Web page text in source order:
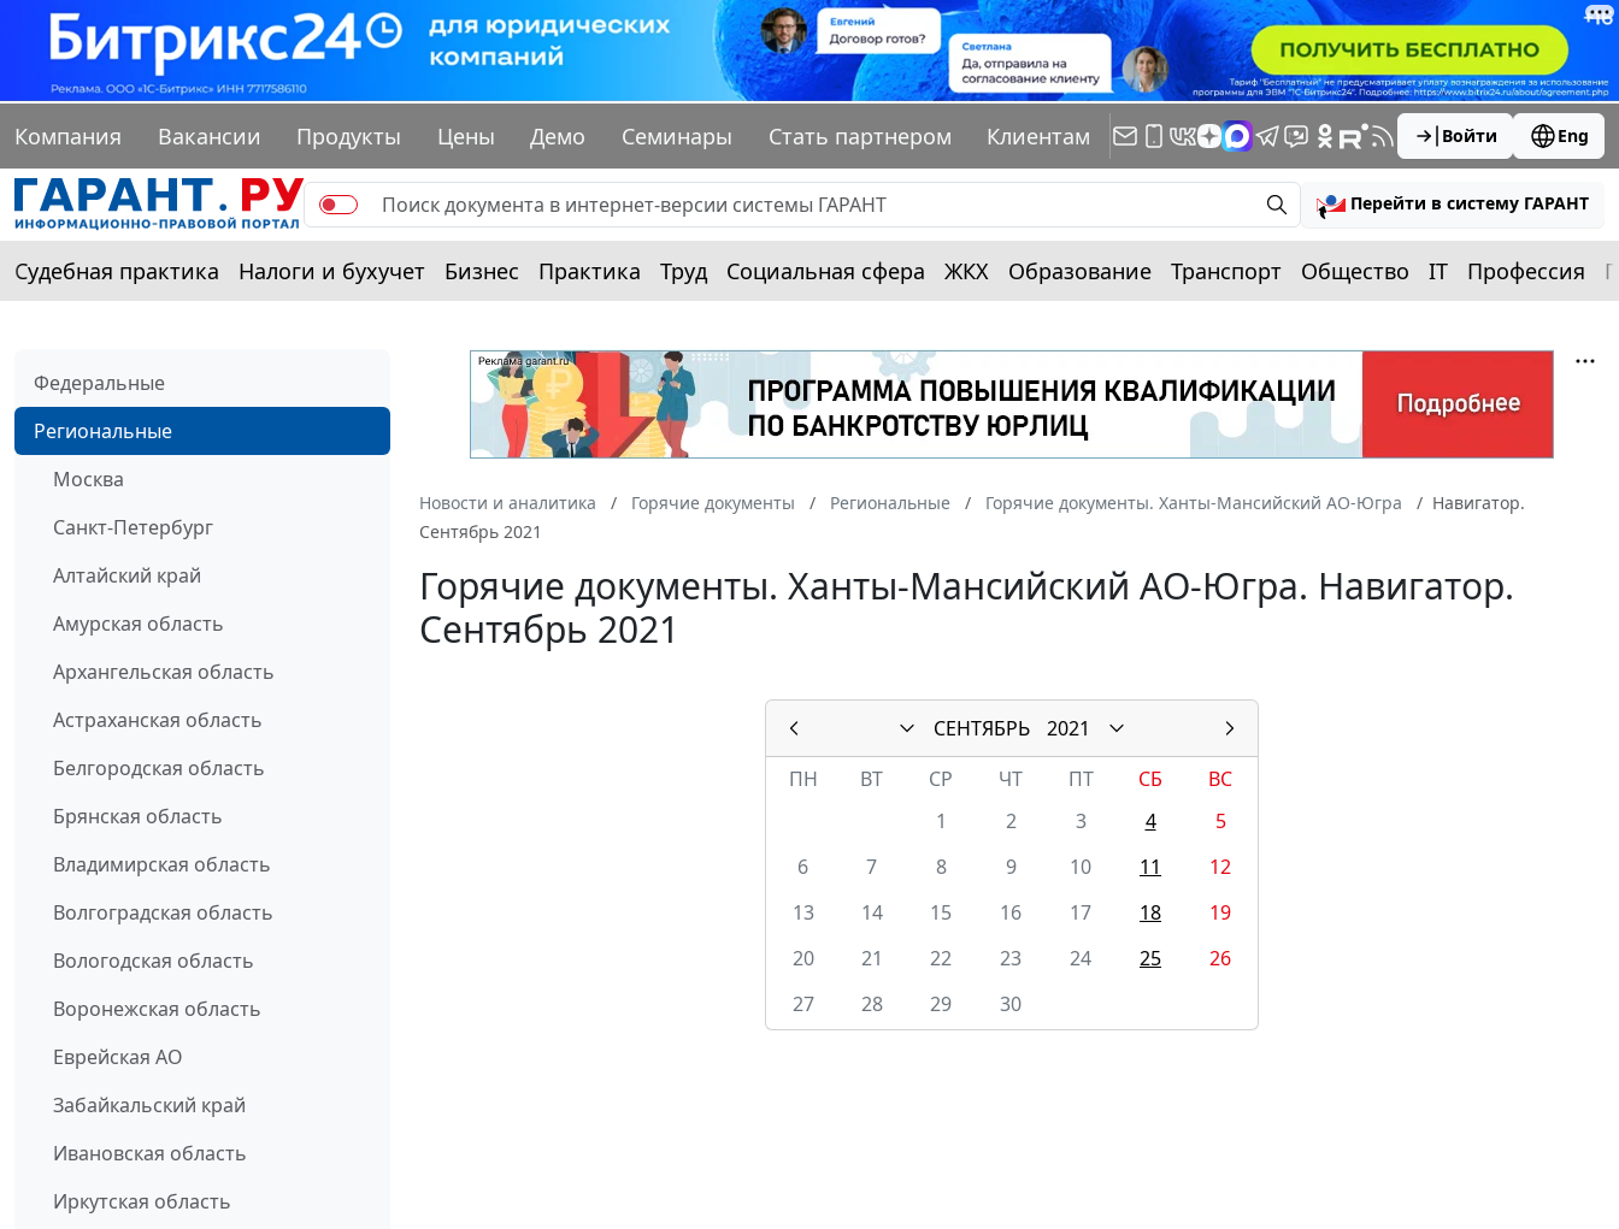
Компания Вакансии Продукты Цены Демо Семинары Стать партнером Клиентам Войти Eng
Перейти в систему ГАРАНТ
Судебная практика Налоги и бухучет Бизнес Практика Труд Социальная сфера ЖКХ Образование Транспорт Общество IT Профессия
Федеральные
Региональные
Москва
Санкт-Петербург
Алтайский край
Амурская область
Архангельская область
Астраханская область
Белгородская область
Брянская область
Владимирская область
Волгоградская область
Вологодская область
Воронежская область
Еврейская АО
Забайкальский край
Ивановская область
Иркутская область
Новости и аналитика Горячие документы Региональные Горячие документы. Ханты-Мансийский АО-Югра
Навигатор.
Сентябрь 2021
Горячие документы. Ханты-Мансийский АО-Югра. Навигатор.
Сентябрь 2021
СЕНТЯБРЬ
2021
ПН
ВТ СР ЧТ ПТ СБ
ВС
1
2 3 4
5
6
7 8 9 10 11
12
13
14 15 16 17 18
19
20
21 22 23 24 25
26
27
28 29 30